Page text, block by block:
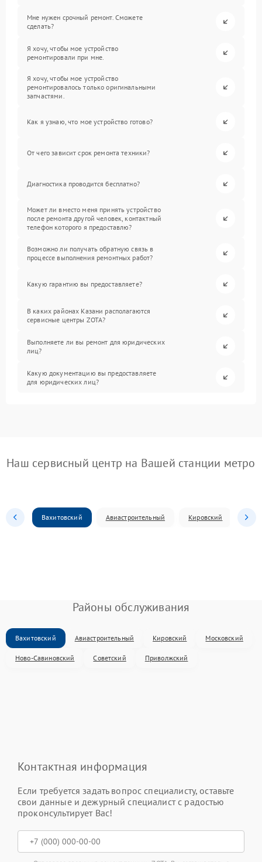
Мне нужен срочный ремонт. Сможете
сделать?
Я хочу, чтобы мое устройство
ремонтировали при мне.
Я хочу, чтобы мое устройство
ремонтировалось только оригинальными
запчастями.
Как я узнаю, что мое устройство готово?
От чего зависит срок ремонта техники?
Диагностика проводится бесплатно?
Может ли вместо меня принять устройство
после ремонта другой человек, контактный
телефон которого я предоставлю?
Возможно ли получать обратную связь в
процессе выполнения ремонтных работ?
Какую гарантию вы предоставляете?
В каких районах Казани располагаются
сервисные центры ZOTA?
Выполняете ли вы ремонт для юридических
лиц?
Какую документацию вы предоставляете
для юридических лиц?
Наш сервисный центр на Вашей станции метро
Вахитовский Авиастроительный Кировский
Районы обслуживания
Вахитовский Авиастроительный Кировский Московский
Ново-Савиновский Советский Приволжский
Контактная информация
Если требуется задать вопрос специалисту, оставьте
свои данные и дежурный специалист с радостью
проконсультирует Вас!